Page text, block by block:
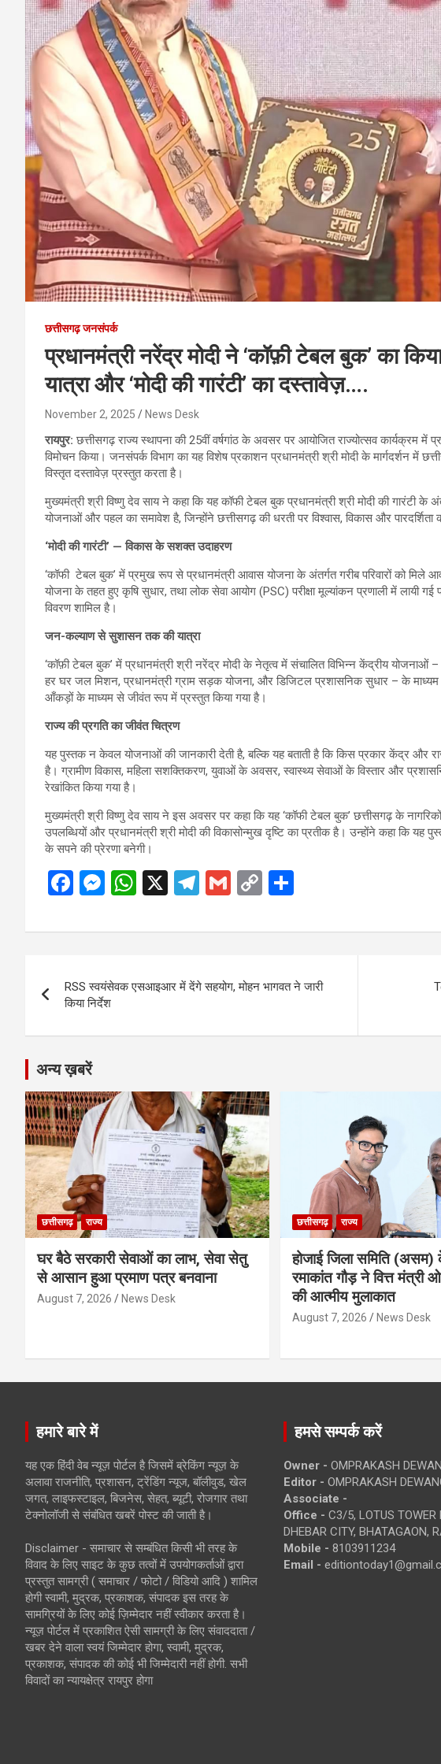
छत्तीसगढ़ जनसंपर्क
प्रधानमंत्री नरेंद्र मोदी ने ‘कॉफ़ी टेबल बुक’ का
यात्रा और ‘मोदी की गारंटी’ का दस्तावेज़….
November 2, 2025 News Desk
रायपुर: छत्तीसगढ़ राज्य स्थापना की 25वीं वर्षगांठ के अवसर पर आयोजित राज्योत्सव कार्यक्रम में
विमोचन किया। जनसंपर्क विभाग का यह विशेष प्रकाशन प्रधानमंत्री श्री मोदी के मार्गदर्शन में
विस्तृत दस्तावेज़ प्रस्तुत करता है।
मुख्यमंत्री श्री विष्णु देव साय ने कहा कि यह कॉफी टेबल बुक प्रधानमंत्री श्री मोदी की गारंटी के
योजनाओं और पहल का समावेश है, जिन्होंने छत्तीसगढ़ की धरती पर विश्वास, विकास और पारदर्शिता
‘मोदी की गारंटी’ — विकास के सशक्त उदाहरण
‘कॉफी टेबल बुक’ में प्रमुख रूप से प्रधानमंत्री आवास योजना के अंतर्गत गरीब परिवारों को मिले
योजना के तहत हुए कृषि सुधार, तथा लोक सेवा आयोग (PSC) परीक्षा मूल्यांकन प्रणाली में लायी गई
विवरण शामिल है।
जन-कल्याण से सुशासन तक की यात्रा
‘कॉफ़ी टेबल बुक’ में प्रधानमंत्री श्री नरेंद्र मोदी के नेतृत्व में संचालित विभिन्न केंद्रीय योजनाओं
हर घर जल मिशन, प्रधानमंत्री ग्राम सड़क योजना, और डिजिटल प्रशासनिक सुधार – के माध्यम
आँकड़ों के माध्यम से जीवंत रूप में प्रस्तुत किया गया है।
राज्य की प्रगति का जीवंत चित्रण
यह पुस्तक न केवल योजनाओं की जानकारी देती है, बल्कि यह बताती है कि किस प्रकार केंद्र और
है। ग्रामीण विकास, महिला सशक्तिकरण, युवाओं के अवसर, स्वास्थ्य सेवाओं के विस्तार और
रेखांकित किया गया है।
मुख्यमंत्री श्री विष्णु देव साय ने इस अवसर पर कहा कि यह ‘कॉफी टेबल बुक’ छत्तीसगढ़ के नागरिकों
उपलब्धियों और प्रधानमंत्री श्री मोदी की विकासोन्मुख दृष्टि का प्रतीक है। उन्होंने कहा कि यह
के सपने की प्रेरणा बनेगी।
F
ce
o
o
k
M
se
g
er
W
at
A
p
X
T
e
a
G
ail
C
py
n
ar
navigation
RSS स्वयंसेवक एसआइआर में देंगे सहयोग, मोहन भागवत ने जारी
किया निर्देश
अन्य ख़बरें
छत्तीसगढ़ राज्य
घर बैठे सरकारी सेवाओं का लाभ, सेवा सेतु
से आसान हुआ प्रमाण पत्र बनवाना
August 7, 2026 News Desk
छत्तीसगढ़ राज्य
होजाई जिला समिति (असम)
रमाकांत गौड़ ने वित्त मंत्री
की आत्मीय मुलाकात
August 7, 2026 News Desk
हमारे बारे में
यह एक हिंदी वेब न्यूज़ पोर्टल है जिसमें ब्रेकिंग न्यूज़ के
अलावा राजनीति, प्रशासन, ट्रेंडिंग न्यूज, बॉलीवुड, खेल
जगत, लाइफस्टाइल, बिजनेस, सेहत, ब्यूटी, रोजगार तथा
टेक्नोलॉजी से संबंधित खबरें पोस्ट की जाती है।
Disclaimer - समाचार से सम्बंधित किसी भी तरह के
विवाद के लिए साइट के कुछ तत्वों में उपयोगकर्ताओं द्वारा
प्रस्तुत सामग्री ( समाचार / फोटो / विडियो आदि ) शामिल
होगी स्वामी, मुद्रक, प्रकाशक, संपादक इस तरह के
सामग्रियों के लिए कोई ज़िम्मेदार नहीं स्वीकार करता है।
न्यूज़ पोर्टल में प्रकाशित ऐसी सामग्री के लिए संवाददाता /
खबर देने वाला स्वयं जिम्मेदार होगा, स्वामी, मुद्रक,
प्रकाशक, संपादक की कोई भी जिम्मेदारी नहीं होगी. सभी
विवादों का न्यायक्षेत्र रायपुर होगा
हमसे सम्पर्क करें
Owner - OMPRAKASH
Editor - OMPRAKASH
Associate -
Office - C3/5, LOTUS TOWER
DHEBAR CITY, BHATAGAON,
Mobile - 8103911234
Email -